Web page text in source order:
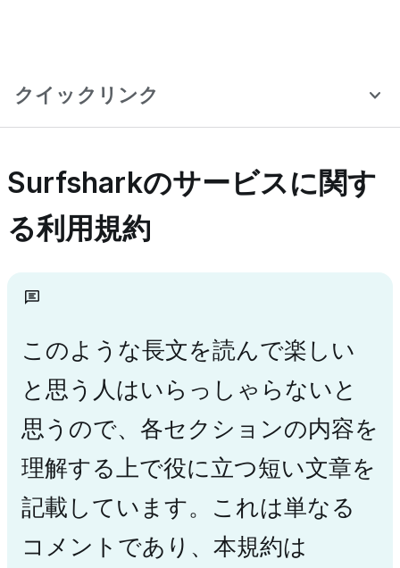
クイックリンク
Surfsharkのサービスに関す
る利用規約
このような長文を読んで楽しい
と思う人はいらっしゃらないと
思うので、各セクションの内容を
理解する上で役に立つ短い文章を
記載しています。これは単なる
コメントであり、本規約は